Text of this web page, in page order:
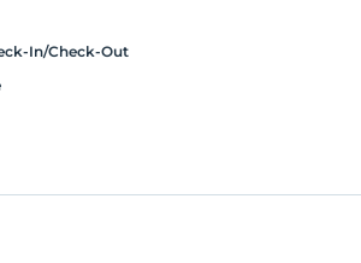
In/Check-Out